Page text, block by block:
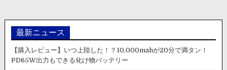
最新ニュース
【購入レビュー】いつ上陸した！？10,000mahが20分で満タン！
PD65W出力もできる化け物バッテリー